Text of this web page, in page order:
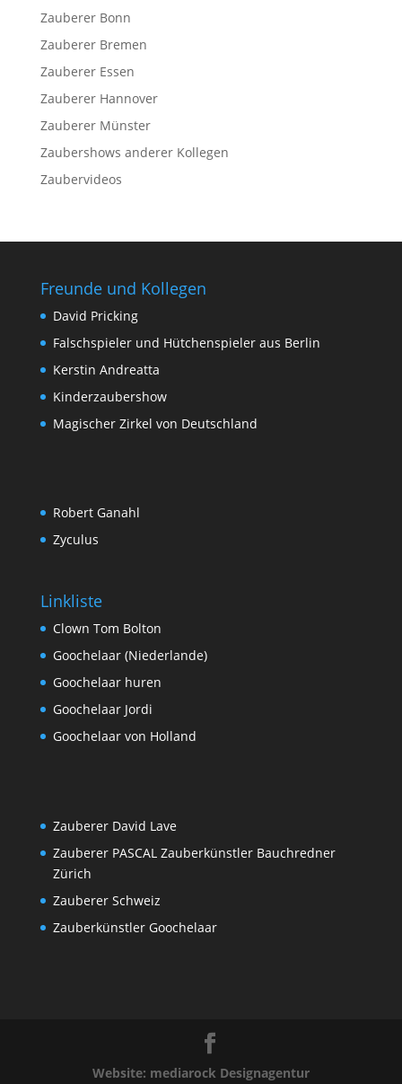
Zauberer Bonn
Zauberer Bremen
Zauberer Essen
Zauberer Hannover
Zauberer Münster
Zaubershows anderer Kollegen
Zaubervideos
Freunde und Kollegen
David Pricking
Falschspieler und Hütchenspieler aus Berlin
Kerstin Andreatta
Kinderzaubershow
Magischer Zirkel von Deutschland
Robert Ganahl
Zyculus
Linkliste
Clown Tom Bolton
Goochelaar (Niederlande)
Goochelaar huren
Goochelaar Jordi
Goochelaar von Holland
Zauberer David Lave
Zauberer PASCAL Zauberkünstler Bauchredner
Zürich
Zauberer Schweiz
Zauberkünstler Goochelaar
Website: mediarock Designagentur